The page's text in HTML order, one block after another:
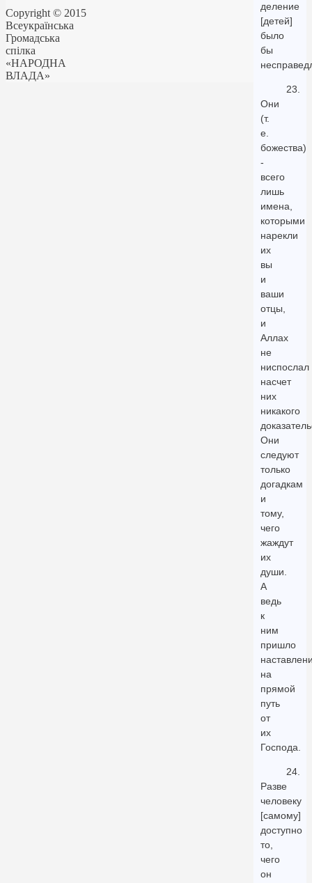
деление
[детей]
было
бы
23.
Они
(т.
е.
божества)
-
всего
лишь
имена,
которыми
нарекли
их
вы
и
ваши
отцы,
и
Аллах
не
ниспослал
насчет
них
никакого
Они
следуют
только
догадкам
и
тому,
чего
жаждут
их
души.
А
ведь
к
ним
пришло
на
прямой
путь
от
их
Господа.
24.
Разве
человеку
[самому]
доступно
то,
чего
он
Copyright © 2015
Всеукраїнська
Громадська
спілка
«НАРОДНА
ВЛАДА»